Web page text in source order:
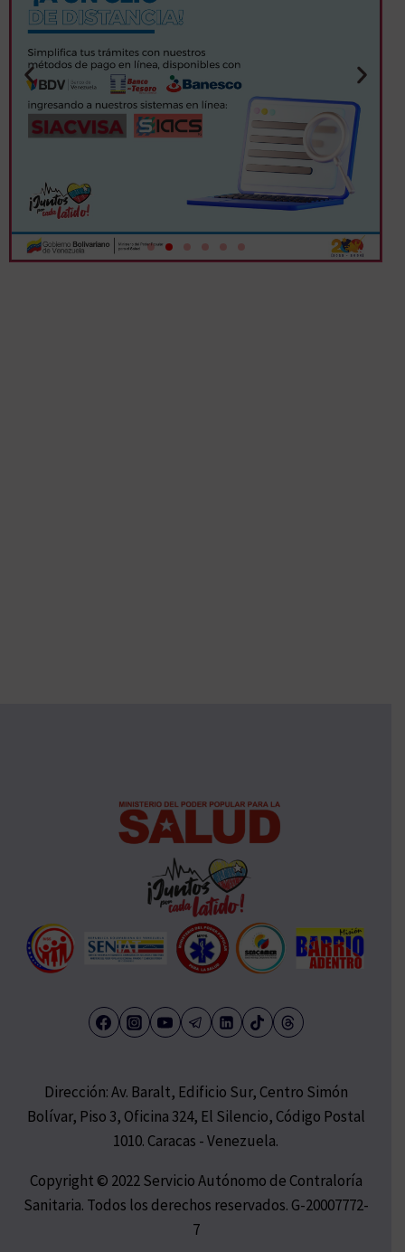
Dirección: Av. Baralt, Edificio Sur, Centro Simón
Bolívar, Piso 3, Oficina 324, El Silencio, Código Postal
1010. Caracas - Venezuela.
Copyright © 2022 Servicio Autónomo de Contraloría
Sanitaria. Todos los derechos reservados. G-20007772-
7